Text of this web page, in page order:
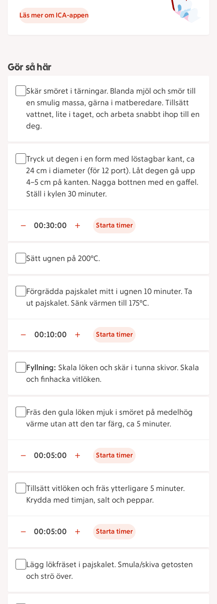
Läs mer om ICA-appen
Gör så här
Skär smöret i tärningar. Blanda mjöl och smör till
en smulig massa, gärna i matberedare. Tillsätt
vattnet, lite i taget, och arbeta snabbt ihop till en
deg.
Tryck ut degen i en form med löstagbar kant, ca
24 cm i diameter (för 12 port). Låt degen gå upp
4–5 cm på kanten. Nagga bottnen med en gaffel.
Ställ i kylen 30 minuter.
00:30:00 Starta timer
Sätt ugnen på 200°C.
Förgrädda pajskalet mitt i ugnen 10 minuter. Ta
ut pajskalet. Sänk värmen till 175°C.
00:10:00 Starta timer
Fyllning: Skala löken och skär i tunna skivor. Skala
och finhacka vitlöken.
Fräs den gula löken mjuk i smöret på medelhög
värme utan att den tar färg, ca 5 minuter.
00:05:00 Starta timer
Tillsätt vitlöken och fräs ytterligare 5 minuter.
Krydda med timjan, salt och peppar.
00:05:00 Starta timer
Lägg lökfräset i pajskalet. Smula/skiva getosten
och strö över.